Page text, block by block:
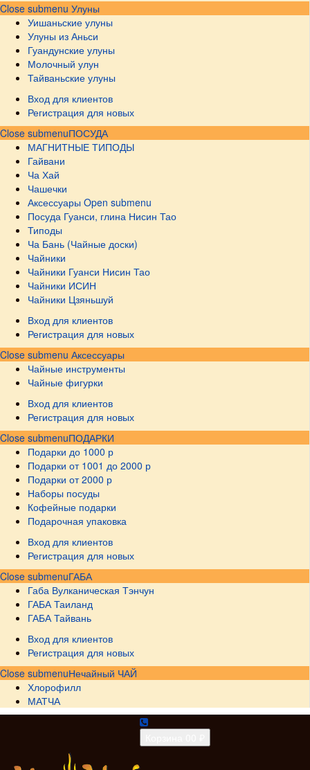
Close submenu Улуны
Уишаньские улуны
Улуны из Аньси
Гуандунские улуны
Молочный улун
Тайваньские улуны
Вход для клиентов
Регистрация для новых
Close submenuПОСУДА
МАГНИТНЫЕ ТИПОДЫ
Гайвани
Ча Хай
Чашечки
Аксессуары Open submenu
Посуда Гуанси, глина Нисин Тао
Типоды
Ча Бань (Чайные доски)
Чайники
Чайники Гуанси Нисин Тао
Чайники ИСИН
Чайники Цзяньшуй
Вход для клиентов
Регистрация для новых
Close submenu Аксессуары
Чайные инструменты
Чайные фигурки
Вход для клиентов
Регистрация для новых
Close submenuПОДАРКИ
Подарки до 1000 р
Подарки от 1001 до 2000 р
Подарки от 2000 р
Наборы посуды
Кофейные подарки
Подарочная упаковка
Вход для клиентов
Регистрация для новых
Close submenuГАБА
Габа Вулканическая Тэнчун
ГАБА Таиланд
ГАБА Тайвань
Вход для клиентов
Регистрация для новых
Close submenuНечайный ЧАЙ
Хлорофилл
МАТЧА